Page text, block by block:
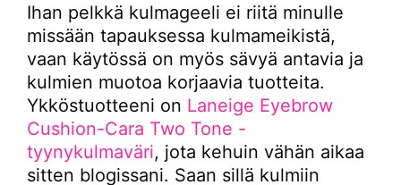
Ihan pelkkä kulmageeli ei riitä minulle
missään tapauksessa kulmameikistä,
vaan käytössä on myös sävyä antavia ja
kulmien muotoa korjaavia tuotteita.
Ykköstuotteeni on Laneige Eyebrow
Cushion-Cara Two Tone -
tyynykulmaväri, jota kehuin vähän aikaa
sitten blogissani. Saan sillä kulmiin